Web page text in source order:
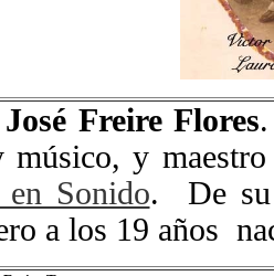
Freire Flores
músico, y
en Sonido. De su
a los 19 años